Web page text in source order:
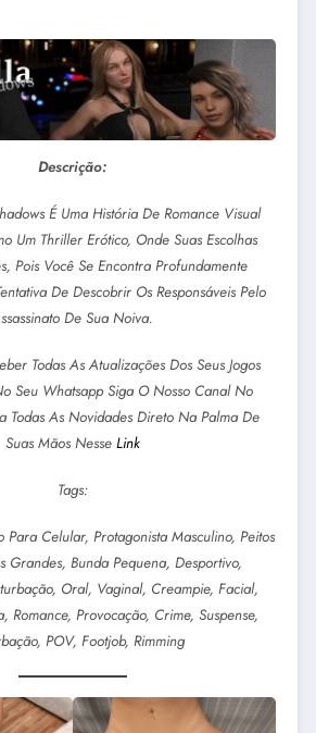
Descrição:
É Uma História De Romance Visual
Um Thriller Erótico, Onde Suas Escolhas
Pois Você Se Encontra Profundamente
De Descobrir Os Responsáveis Pelo
De Sua Noiva.
Todas As Atualizações Dos Seus Jogos
Seu Whatsapp Siga O Nosso Canal No
Todas As Novidades Direto Na Palma De
Suas Mãos Nesse Link
Tags:
Para Celular, Protagonista Masculino, Peitos
Grandes, Bunda Pequena, Desportivo,
Oral, Vaginal, Creampie, Facial,
Romance, Provocação, Crime, Suspense,
POV, Footjob, Rimming